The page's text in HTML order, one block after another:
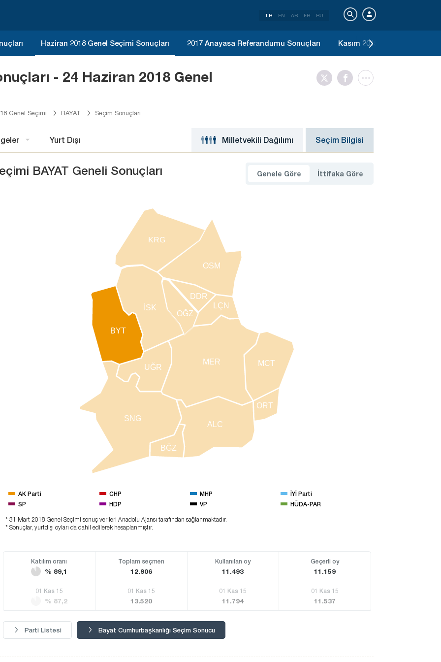
TR EN AR FR RU
Haziran 2018 Genel Seçimi Sonuçları 2017 Anayasa Referandumu Sonuçları Kasım 2015 Genel Seçimi
- 24 Haziran 2018 Genel
Genel Seçimi BAYAT Seçim Sonuçları
Yurt Dışı Milletvekili Dağılımı Seçim Bilgisi
BAYAT Geneli Sonuçları Genele Göre İttifaka Göre
ALC
BYT
MER
İSK
KRG
MCT
ORT
OSM
SNG
BĞZ
UĞR
DDR
LÇN
OĞZ
AK Parti CHP MHP
İYİ Parti
SP
HDP VP HÜDA-PAR
* 31 Mart 2018 Genel Seçimi sonuç verileri Anadolu Ajansı tarafından sağlanmaktadır.
* Sonuçlar, yurtdışı oyları da dahil edilerek hesaplanmıştır.
Katılım oranı
% 89,1
Toplam seçmen
12.906
Kullanılan oy
11.493
Geçerli oy
11.159
01 Kas 15
% 87,2
01 Kas 15
13.520
01 Kas 15
11.794
01 Kas 15
11.537
Parti Listesi Bayat Cumhurbaşkanlığı Seçim Sonucu